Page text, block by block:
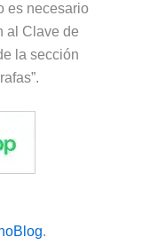
es necesario
al Clave de
la sección
.